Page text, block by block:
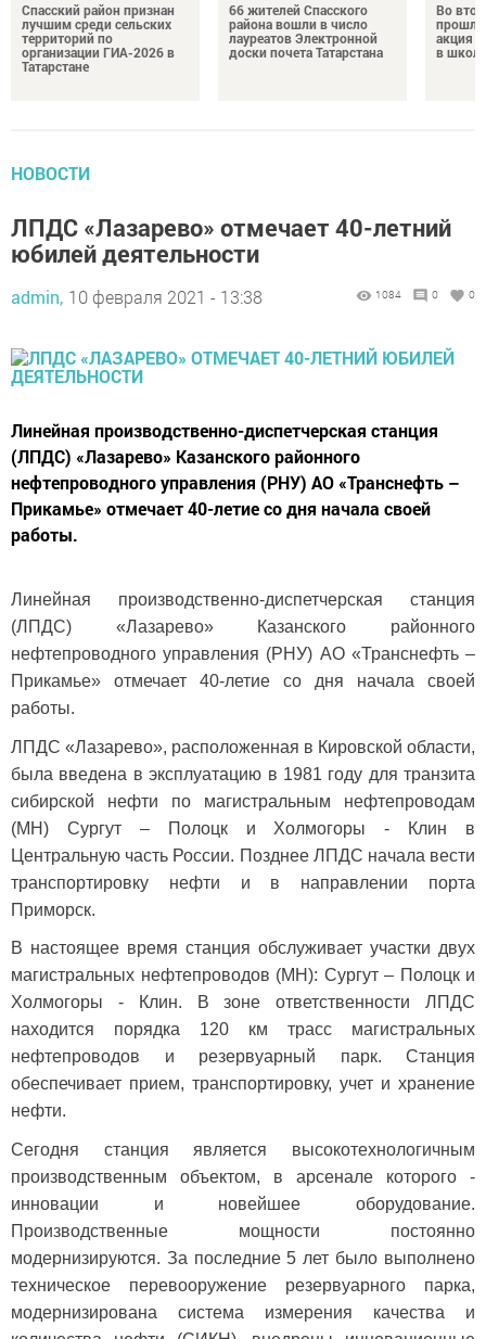
Спасский район признан
лучшим среди сельских
территорий по
организации ГИА-2026 в
Татарстане
66 жителей Спасского
района вошли в число
лауреатов Электронной
доски почета Татарстана
Во
прошла
акция
в
НОВОСТИ
ЛПДС «Лазарево» отмечает 40-летний
юбилей деятельности
admin, 10 февраля 2021 - 13:38 1084 0 0
Линейная производственно-диспетчерская станция
(ЛПДС) «Лазарево» Казанского районного
нефтепроводного управления (РНУ) АО «Транснефть –
Прикамье» отмечает 40-летие со дня начала своей
работы.
Линейная производственно-диспетчерская станция
(ЛПДС) «Лазарево» Казанского районного
нефтепроводного управления (РНУ) АО «Транснефть –
Прикамье» отмечает 40-летие со дня начала своей
работы.
ЛПДС «Лазарево», расположенная в Кировской области,
была введена в эксплуатацию в 1981 году для транзита
сибирской нефти по магистральным нефтепроводам
(МН) Сургут – Полоцк и Холмогоры - Клин в
Центральную часть России. Позднее ЛПДС начала вести
транспортировку нефти и в направлении порта
Приморск.
В настоящее время станция обслуживает участки двух
магистральных нефтепроводов (МН): Сургут – Полоцк и
Холмогоры - Клин. В зоне ответственности ЛПДС
находится порядка 120 км трасс магистральных
нефтепроводов и резервуарный парк. Станция
обеспечивает прием, транспортировку, учет и хранение
нефти.
Сегодня станция является высокотехнологичным
производственным объектом, в арсенале которого -
инновации и новейшее оборудование.
Производственные мощности постоянно
модернизируются. За последние 5 лет было выполнено
техническое перевооружение резервуарного парка,
модернизирована система измерения качества и